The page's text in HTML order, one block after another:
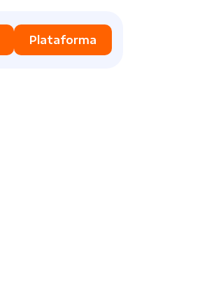
Plataforma